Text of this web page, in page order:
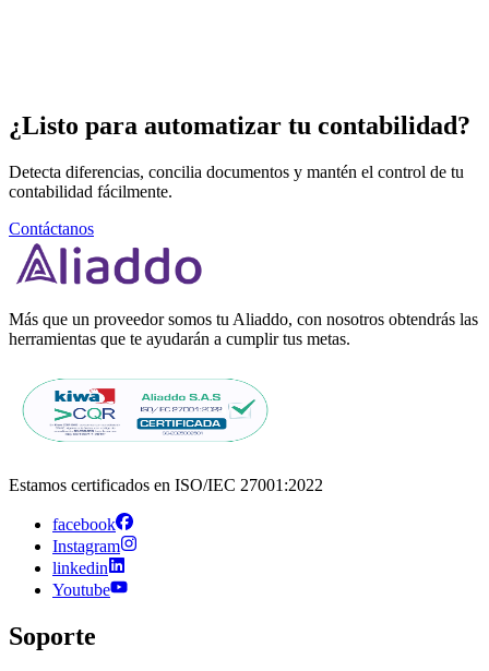
¿Listo para automatizar tu contabilidad?
Detecta diferencias, concilia documentos y mantén el control de tu
contabilidad fácilmente.
Contáctanos
Más que un proveedor somos tu Aliaddo, con nosotros obtendrás las
herramientas que te ayudarán a cumplir tus metas.
Estamos certificados en ISO/IEC 27001:2022
facebook
Instagram
linkedin
Youtube
Soporte